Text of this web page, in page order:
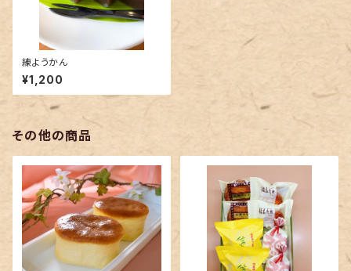
練ようかん
¥1,200
その他の商品